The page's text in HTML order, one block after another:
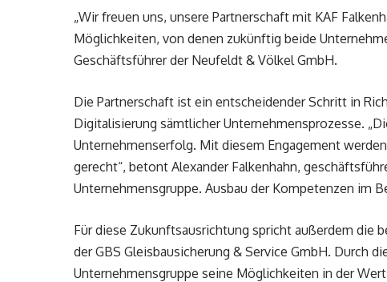
„Wir freuen uns, unsere Partnerschaft mit KAF
Möglichkeiten, von denen zukünftig beide
Geschäftsführer der Neufeldt & Völkel GmbH.
Die Partnerschaft ist ein entscheidender Schritt in
Digitalisierung sämtlicher Unternehmensprozesse.
Unternehmenserfolg. Mit diesem Engagement
gerecht“, betont Alexander Falkenhahn,
Unternehmensgruppe. Ausbau der Kompetenzen im
Für diese Zukunftsausrichtung spricht außerdem die
der GBS Gleisbausicherung & Service GmbH. Durch
Unternehmensgruppe seine Möglichkeiten in der